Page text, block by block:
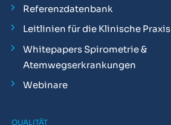
Referenzdatenbank
Leitlinien für die Klinische Praxis
Whitepapers Spirometrie &
Atemwegserkrankungen
Webinare
QUALITÄT